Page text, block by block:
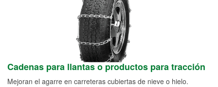
Cadenas para llantas o productos para tracción
Mejoran el agarre en carreteras cubiertas de nieve o hielo.